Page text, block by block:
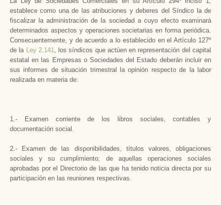
establece como una de las atribuciones y deberes del Síndico la de
fiscalizar la administración de la sociedad a cuyo efecto examinará
determinados aspectos y operaciones societarias en forma periódica.
Consecuentemente, y de acuerdo a lo establecido en el Artículo 127º
de la Ley 2.141, los síndicos que actúen en representación del capital
estatal en las Empresas o Sociedades del Estado deberán incluir en
sus informes de situación trimestral la opinión respecto de la labor
realizada en materia de:
1.- Examen corriente de los libros sociales, contables y
documentación social.
2.- Examen de las disponibilidades, títulos valores, obligaciones
sociales y su cumplimiento; de aquellas operaciones sociales
aprobadas por el Directorio de las que ha tenido noticia directa por su
participación en las reuniones respectivas.